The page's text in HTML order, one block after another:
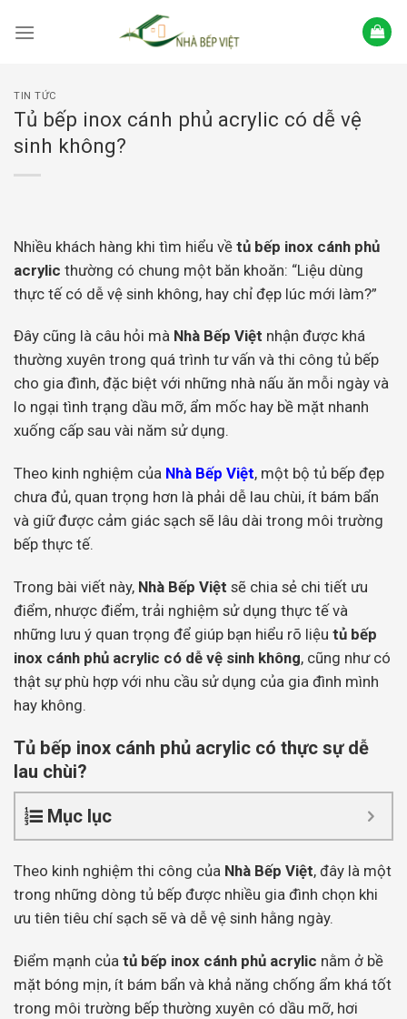
TIN TỨC
Tủ bếp inox cánh phủ acrylic có dễ vệ
sinh không?
Nhiều khách hàng khi tìm hiểu về tủ bếp inox cánh phủ
acrylic thường có chung một băn khoăn: “Liệu dùng
thực tế có dễ vệ sinh không, hay chỉ đẹp lúc mới làm?”
Đây cũng là câu hỏi mà Nhà Bếp Việt nhận được khá
thường xuyên trong quá trình tư vấn và thi công tủ bếp
cho gia đình, đặc biệt với những nhà nấu ăn mỗi ngày và
lo ngại tình trạng dầu mỡ, ẩm mốc hay bề mặt nhanh
xuống cấp sau vài năm sử dụng.
Theo kinh nghiệm của Nhà Bếp Việt, một bộ tủ bếp đẹp
chưa đủ, quan trọng hơn là phải dễ lau chùi, ít bám bẩn
và giữ được cảm giác sạch sẽ lâu dài trong môi trường
bếp thực tế.
Trong bài viết này, Nhà Bếp Việt sẽ chia sẻ chi tiết ưu
điểm, nhược điểm, trải nghiệm sử dụng thực tế và
những lưu ý quan trọng để giúp bạn hiểu rõ liệu tủ bếp
inox cánh phủ acrylic có dễ vệ sinh không, cũng như có
thật sự phù hợp với nhu cầu sử dụng của gia đình mình
hay không.
Tủ bếp inox cánh phủ acrylic có thực sự dễ
lau chùi?
Mục lục
Theo kinh nghiệm thi công của Nhà Bếp Việt, đây là một
trong những dòng tủ bếp được nhiều gia đình chọn khi
ưu tiên tiêu chí sạch sẽ và dễ vệ sinh hằng ngày.
Điểm mạnh của tủ bếp inox cánh phủ acrylic nằm ở bề
mặt bóng mịn, ít bám bẩn và khả năng chống ẩm khá tốt
trong môi trường bếp thường xuyên có dầu mỡ, hơi